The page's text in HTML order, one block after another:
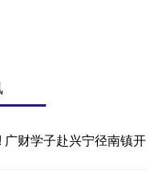
财学子赴兴宁径南镇开